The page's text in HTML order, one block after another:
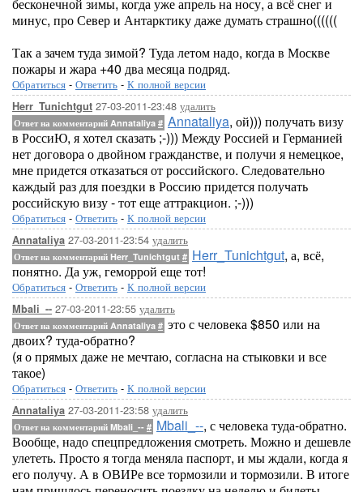
минус, про Север и Антарктику даже думать страшно((((((
Так а зачем туда зимой? Туда летом надо, когда в Москве
пожары и жара +40 два месяца подряд.
Обратиться - Ответить - К полной версии
Herr_Tunichtgut 27-03-2011-23:48 удалить
Ответ на комментарий Annataliya # Annataliya, ой))) получать визу
в РоссиЮ, я хотел сказать ;-))) Между Россией и Германией
нет договора о двойном гражданстве, и получи я немецкое,
мне придется отказаться от российского. Следовательно
каждый раз для поездки в Россию придется получать
российскую визу - тот еще аттракцион. ;-)))
Обратиться - Ответить - К полной версии
Annataliya 27-03-2011-23:54 удалить
Ответ на комментарий Herr_Tunichtgut # Herr_Tunichtgut, а, всё,
понятно. Да уж, геморрой еще тот!
Обратиться - Ответить - К полной версии
Mbali_-- 27-03-2011-23:55 удалить
Ответ на комментарий Annataliya # это с человека $850 или на
двоих? туда-обратно?
(я о прямых даже не мечтаю, согласна на стыковки и все
такое)
Обратиться - Ответить - К полной версии
Annataliya 27-03-2011-23:58 удалить
Ответ на комментарий Mbali_-- # Mbali_--, с человека туда-обратно.
Вообще, надо спецпредложения смотреть. Можно и дешевле
улететь. Просто я тогда меняла паспорт, и мы ждали, когда я
его получу. А в ОВИРе все тормозили и тормозили. В итоге